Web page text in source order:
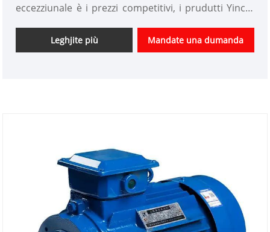
eccezziunale è i prezzi competitivi, i prudutti Yinchi
cumpagnia hè impegnata à furnisce l'innuvazione è
e soluzioni di alta qualità, superendu sempre
Leghjite più Mandate una dumanda